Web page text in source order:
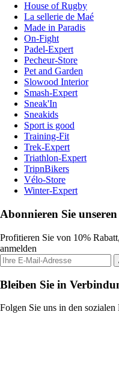
House of Rugby
La sellerie de Maé
Made in Paradis
On-Fight
Padel-Expert
Pecheur-Store
Pet and Garden
Slowood Interior
Smash-Expert
Sneak'In
Sneakids
Sport is good
Training-Fit
Trek-Expert
Triathlon-Expert
TripnBikers
Vélo-Store
Winter-Expert
Abonnieren Sie
Profitieren Sie von 10%
anmelden
Bleiben Sie in
Folgen Sie uns in den sozialen